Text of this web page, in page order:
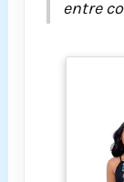
entre